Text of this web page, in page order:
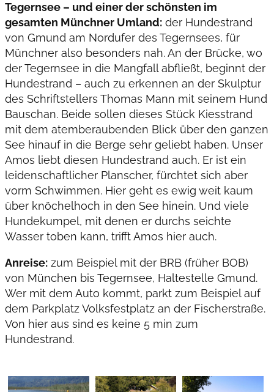
Tegernsee – und einer der schönsten im
gesamten Münchner Umland: der Hundestrand
von Gmund am Nordufer des Tegernsees, für
Münchner also besonders nah. An der Brücke, wo
der Tegernsee in die Mangfall abfließt, beginnt der
Hundestrand – auch zu erkennen an der Skulptur
des Schriftstellers Thomas Mann mit seinem Hund
Bauschan. Beide sollen dieses Stück Kiesstrand
mit dem atemberaubenden Blick über den ganzen
See hinauf in die Berge sehr geliebt haben. Unser
Amos liebt diesen Hundestrand auch. Er ist ein
leidenschaftlicher Planscher, fürchtet sich aber
vorm Schwimmen. Hier geht es ewig weit kaum
über knöchelhoch in den See hinein. Und viele
Hundekumpel, mit denen er durchs seichte
Wasser toben kann, trifft Amos hier auch.
Anreise: zum Beispiel mit der BRB (früher BOB)
von München bis Tegernsee, Haltestelle Gmund.
Wer mit dem Auto kommt, parkt zum Beispiel auf
dem Parkplatz Volksfestplatz an der Fischerstraße.
Von hier aus sind es keine 5 min zum
Hundestrand.